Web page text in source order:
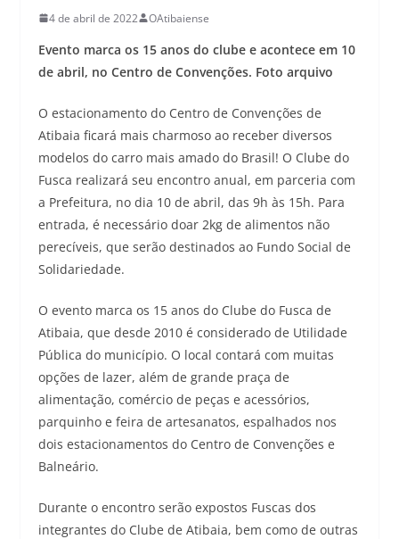
4 de abril de 2022 OAtibaiense
Evento marca os 15 anos do clube e acontece em 10
de abril, no Centro de Convenções. Foto arquivo
O estacionamento do Centro de Convenções de
Atibaia ficará mais charmoso ao receber diversos
modelos do carro mais amado do Brasil! O Clube do
Fusca realizará seu encontro anual, em parceria com
a Prefeitura, no dia 10 de abril, das 9h às 15h. Para
entrada, é necessário doar 2kg de alimentos não
perecíveis, que serão destinados ao Fundo Social de
Solidariedade.
O evento marca os 15 anos do Clube do Fusca de
Atibaia, que desde 2010 é considerado de Utilidade
Pública do município. O local contará com muitas
opções de lazer, além de grande praça de
alimentação, comércio de peças e acessórios,
parquinho e feira de artesanatos, espalhados nos
dois estacionamentos do Centro de Convenções e
Balneário.
Durante o encontro serão expostos Fuscas dos
integrantes do Clube de Atibaia, bem como de outras